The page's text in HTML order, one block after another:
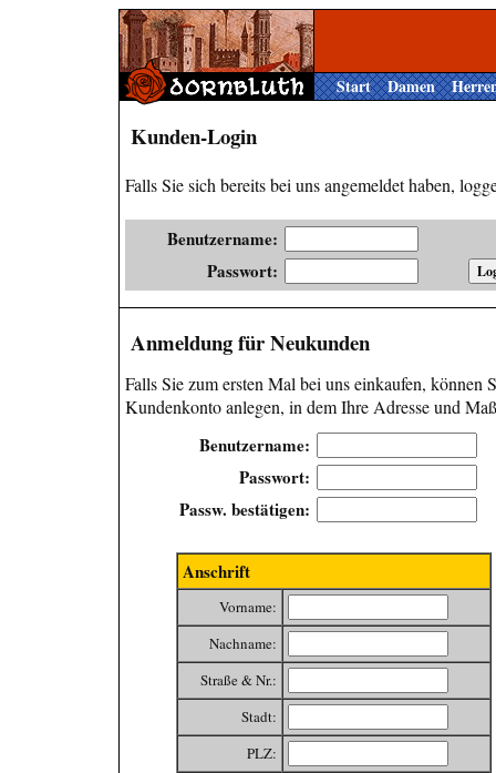
Start Damen
Kunden-Login
Falls Sie sich bereits bei uns angemeldet haben,
Benutzername:
Passwort:
Anmeldung für Neukunden
Falls Sie zum ersten Mal bei uns einkaufen, können
Kundenkonto anlegen, in dem Ihre Adresse und
Benutzername:
Passwort:
Passw. bestätigen:
Anschrift
Vorname:
Nachname:
Straße & Nr.:
Stadt:
PLZ: